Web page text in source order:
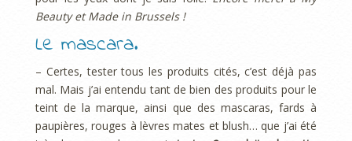
Beauty et Made in Brussels !
Le mascara.
– Certes, tester tous les produits cités, c’est déjà pas
mal. Mais j’ai entendu tant de bien des produits pour le
teint de la marque, ainsi que des mascaras, fards à
paupières, rouges à lèvres mates et blush… que j’ai été